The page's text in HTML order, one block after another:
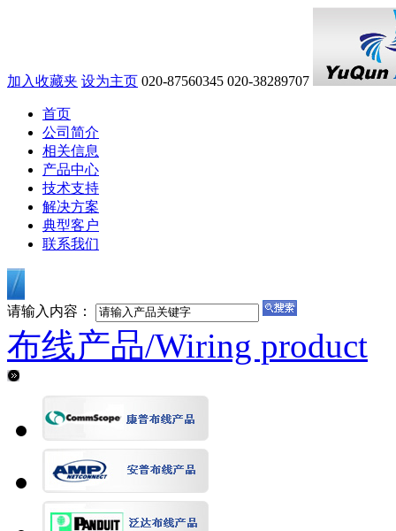
加入收藏夹 设为主页 020-87560345 020-38289707
首页
公司简介
相关信息
产品中心
技术支持
解决方案
典型客户
联系我们
请输入内容：
布线产品/Wiring product